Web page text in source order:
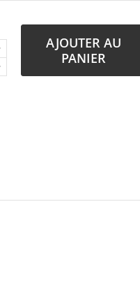
AJOUTER AU
PANIER